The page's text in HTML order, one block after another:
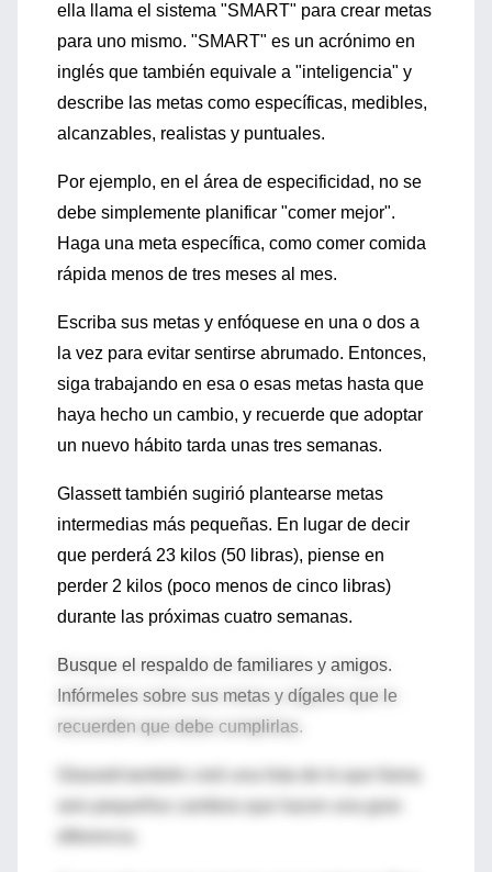
ella llama el sistema "SMART" para crear metas
para uno mismo. "SMART" es un acrónimo en
inglés que también equivale a "inteligencia" y
describe las metas como específicas, medibles,
alcanzables, realistas y puntuales.
Por ejemplo, en el área de especificidad, no se
debe simplemente planificar "comer mejor".
Haga una meta específica, como comer comida
rápida menos de tres meses al mes.
Escriba sus metas y enfóquese en una o dos a
la vez para evitar sentirse abrumado. Entonces,
siga trabajando en esa o esas metas hasta que
haya hecho un cambio, y recuerde que adoptar
un nuevo hábito tarda unas tres semanas.
Glassett también sugirió plantearse metas
intermedias más pequeñas. En lugar de decir
que perderá 23 kilos (50 libras), piense en
perder 2 kilos (poco menos de cinco libras)
durante las próximas cuatro semanas.
Busque el respaldo de familiares y amigos.
Infórmeles sobre sus metas y dígales que le
recuerden que debe cumplirlas.
seis pequeños cambios que hacen una gran